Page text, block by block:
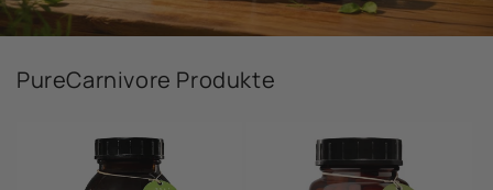
PureCarnivore Produkte